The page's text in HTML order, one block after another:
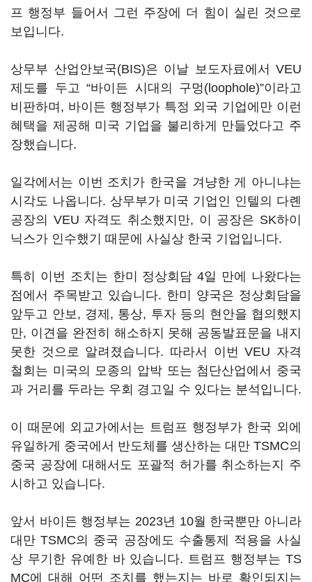
프 행정부 들어서 그런 주장에 더 힘이 실린 것으로
보입니다.
상무부 산업안보국(BIS)은 이날 보도자료에서 VEU
제도를 두고 “바이든 시대의 구멍(loophole)”이라고
비판하며, 바이든 행정부가 특정 외국 기업에만 이런
혜택을 제공해 미국 기업을 불리하게 만들었다고 주
장했습니다.
일각에서는 이번 조치가 한국을 겨냥한 게 아니냐는
시각도 나옵니다. 상무부가 미국 기업인 인텔의 다롄
공장의 VEU 자격도 취소했지만, 이 공장은 SK하이
닉스가 인수했기 때문에 사실상 한국 기업입니다.
특히 이번 조치는 한미 정상회담 4일 만에 나왔다는
점에서 주목받고 있습니다. 한미 양국은 정상회담을
앞두고 안보, 경제, 통상, 투자 등의 현안을 협의했지
만, 이견을 완전히 해소하지 못해 공동발표문을 내지
못한 것으로 알려졌습니다. 따라서 이번 VEU 자격
철회는 미국의 모종의 압박 또는 첨단산업에서 중국
과 거리를 두라는 우회 경고일 수 있다는 분석입니다.
이 때문에 외교가에서는 트럼프 행정부가 한국 외에
유일하게 중국에서 반도체를 생산하는 대만 TSMC의
중국 공장에 대해서도 포괄적 허가를 취소하는지 주
시하고 있습니다.
앞서 바이든 행정부는 2023년 10월 한국뿐만 아니라
대만 TSMC의 중국 공장에도 수출통제 적용을 사실
상 무기한 유예한 바 있습니다. 트럼프 행정부는 TS
MC에 대해 어떤 조치를 했는지는 바로 확인되지는